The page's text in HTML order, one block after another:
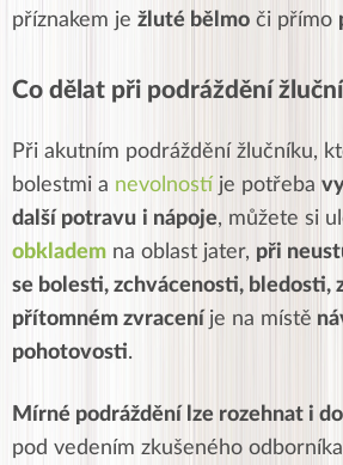
příznakem je žluté bělmo či přímo
Co dělat při podráždění
Při akutním podráždění žlučníku,
bolestmi a nevolností je potřeba
další potravu i nápoje, můžete si
obkladem na oblast jater, při
se bolesti, zchvácenosti, bledosti,
přítomném zvracení je na místě
pohotovosti.
Mírné podráždění lze rozehnat i
pod vedením zkušeného